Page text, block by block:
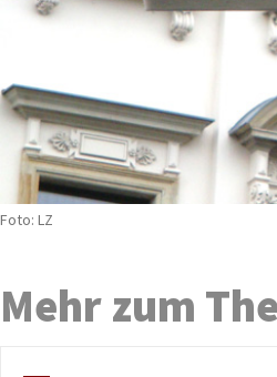
Foto: LZ
Mehr zum